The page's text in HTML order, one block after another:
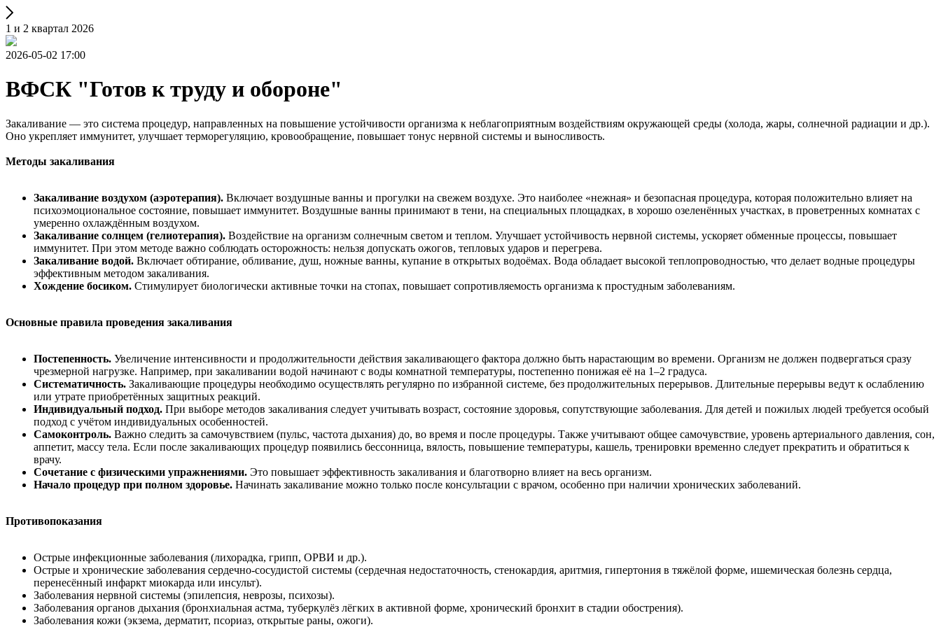
1 и 2 квартал 2026
2026-05-02 17:00
ВФСК "Готов к труду и обороне"
Закаливание — это система процедур, направленных на повышение устойчивости организма к неблагоприятным воздействиям окружающей среды (холода, жары, солнечной радиации и др.).
Оно укрепляет иммунитет, улучшает терморегуляцию, кровообращение, повышает тонус нервной системы и выносливость.
Методы закаливания
Закаливание воздухом (аэротерапия). Включает воздушные ванны и прогулки на свежем воздухе. Это наиболее «нежная» и безопасная процедура, которая положительно влияет на
психоэмоциональное состояние, повышает иммунитет. Воздушные ванны принимают в тени, на специальных площадках, в хорошо озеленённых участках, в проветренных комнатах с
умеренно охлаждённым воздухом.
Закаливание солнцем (гелиотерапия). Воздействие на организм солнечным светом и теплом. Улучшает устойчивость нервной системы, ускоряет обменные процессы, повышает
иммунитет. При этом методе важно соблюдать осторожность: нельзя допускать ожогов, тепловых ударов и перегрева.
Закаливание водой. Включает обтирание, обливание, душ, ножные ванны, купание в открытых водоёмах. Вода обладает высокой теплопроводностью, что делает водные процедуры
эффективным методом закаливания.
Хождение босиком. Стимулирует биологически активные точки на стопах, повышает сопротивляемость организма к простудным заболеваниям.
Основные правила проведения закаливания
Постепенность. Увеличение интенсивности и продолжительности действия закаливающего фактора должно быть нарастающим во времени. Организм не должен подвергаться сразу
чрезмерной нагрузке. Например, при закаливании водой начинают с воды комнатной температуры, постепенно понижая её на 1–2 градуса.
Систематичность. Закаливающие процедуры необходимо осуществлять регулярно по избранной системе, без продолжительных перерывов. Длительные перерывы ведут к ослаблению
или утрате приобретённых защитных реакций.
Индивидуальный подход. При выборе методов закаливания следует учитывать возраст, состояние здоровья, сопутствующие заболевания. Для детей и пожилых людей требуется особый
подход с учётом индивидуальных особенностей.
Самоконтроль. Важно следить за самочувствием (пульс, частота дыхания) до, во время и после процедуры. Также учитывают общее самочувствие, уровень артериального давления, сон,
аппетит, массу тела. Если после закаливающих процедур появились бессонница, вялость, повышение температуры, кашель, тренировки временно следует прекратить и обратиться к
врачу.
Сочетание с физическими упражнениями. Это повышает эффективность закаливания и благотворно влияет на весь организм.
Начало процедур при полном здоровье. Начинать закаливание можно только после консультации с врачом, особенно при наличии хронических заболеваний.
Противопоказания
Острые инфекционные заболевания (лихорадка, грипп, ОРВИ и др.).
Острые и хронические заболевания сердечно-сосудистой системы (сердечная недостаточность, стенокардия, аритмия, гипертония в тяжёлой форме, ишемическая болезнь сердца,
перенесённый инфаркт миокарда или инсульт).
Заболевания нервной системы (эпилепсия, неврозы, психозы).
Заболевания органов дыхания (бронхиальная астма, туберкулёз лёгких в активной форме, хронический бронхит в стадии обострения).
Заболевания кожи (экзема, дерматит, псориаз, открытые раны, ожоги).